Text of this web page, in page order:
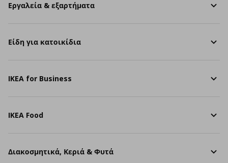
Εργαλεία & εξαρτήματα
Είδη για κατοικίδια
IKEA for Business
IKEA Food
Διακοσμητικά, Κεριά & Φυτά